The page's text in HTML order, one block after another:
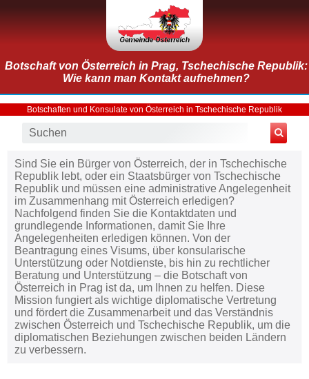
Botschaft von Österreich in Prag, Tschechische Republik:
Wie kann man Kontakt aufnehmen?
Botschaften und Konsulate von Österreich in Tschechische Republik
Sind Sie ein Bürger von Österreich, der in Tschechische
Republik lebt, oder ein Staatsbürger von Tschechische
Republik und müssen eine administrative Angelegenheit
im Zusammenhang mit Österreich erledigen?
Nachfolgend finden Sie die Kontaktdaten und
grundlegende Informationen, damit Sie Ihre
Angelegenheiten erledigen können. Von der
Beantragung eines Visums, über konsularische
Unterstützung oder Notdienste, bis hin zu rechtlicher
Beratung und Unterstützung – die Botschaft von
Österreich in Prag ist da, um Ihnen zu helfen. Diese
Mission fungiert als wichtige diplomatische Vertretung
und fördert die Zusammenarbeit und das Verständnis
zwischen Österreich und Tschechische Republik, um die
diplomatischen Beziehungen zwischen beiden Ländern
zu verbessern.